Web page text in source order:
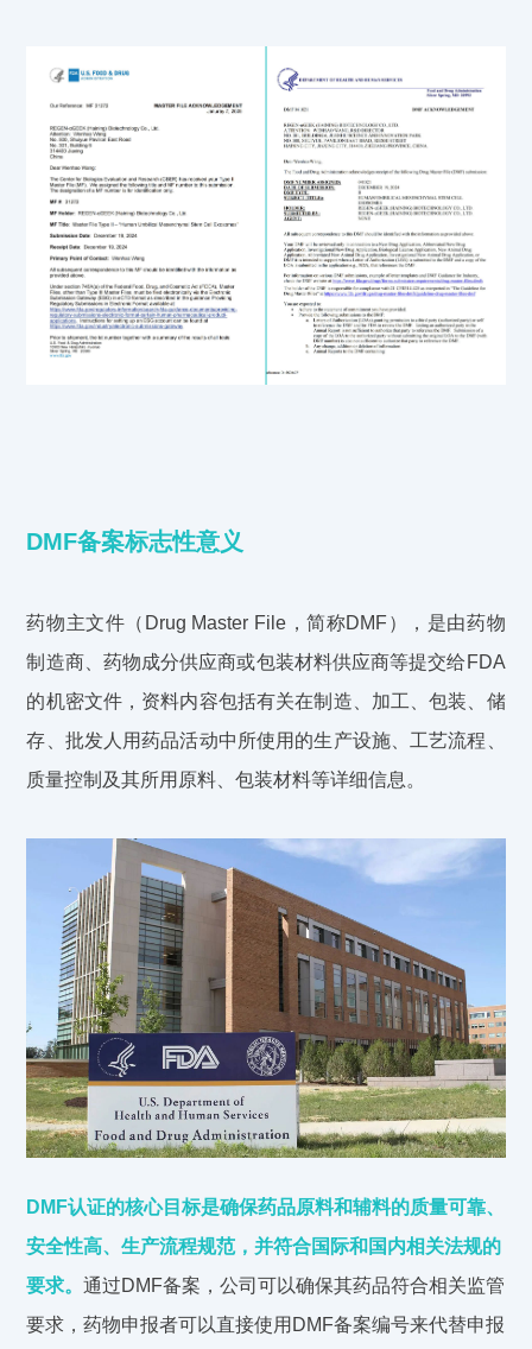
DMF备案标志性意义
药物主文件（Drug Master File，简称DMF），是由药物
制造商、药物成分供应商或包装材料供应商等提交给FDA
的机密文件，资料内容包括有关在制造、加工、包装、储
存、批发人用药品活动中所使用的生产设施、工艺流程、
质量控制及其所用原料、包装材料等详细信息。
DMF认证的核心目标是确保药品原料和辅料的质量可靠、
安全性高、生产流程规范，并符合国际和国内相关法规的
要求。通过DMF备案，公司可以确保其药品符合相关监管
要求，药物申报者可以直接使用DMF备案编号来代替申报